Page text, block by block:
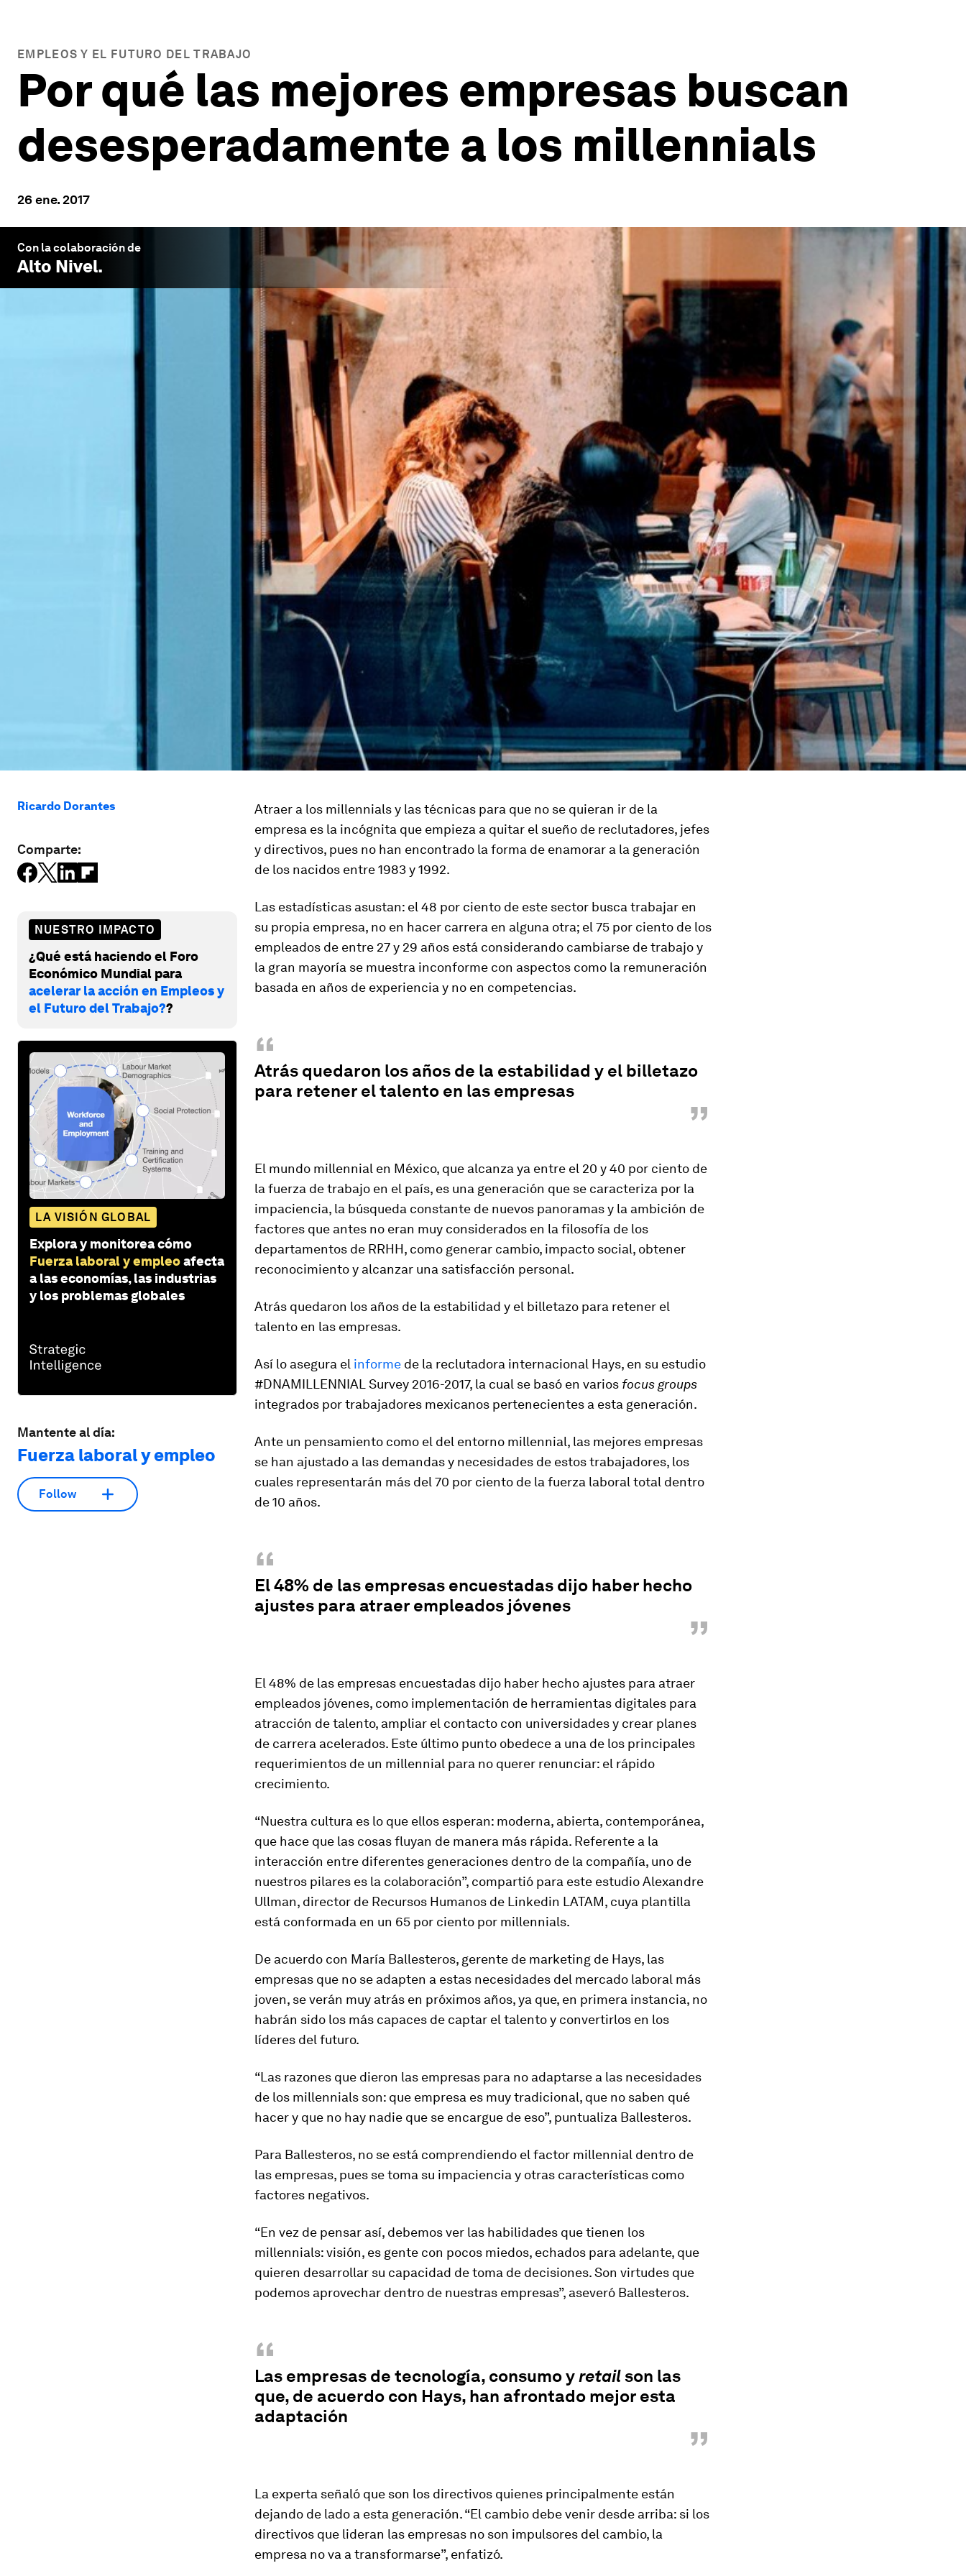
EMPLEOS Y EL FUTURO DEL TRABAJO
Por qué las mejores empresas buscan
desesperadamente a los millennials
26 ene. 2017
Con la colaboración de
Alto Nivel.
Ricardo Dorantes
Comparte:
NUESTRO IMPACTO
¿Qué está haciendo el Foro
Económico Mundial para
acelerar la acción en Empleos y
el Futuro del Trabajo??
LA VISIÓN GLOBAL
Explora y monitorea cómo
Fuerza laboral y empleoafecta
a las economías, las industrias
y los problemas globales
Mantente al día:
Fuerza laboral y empleo
Follow
Atraer a los millennials y las técnicas para que no se quieran ir de la
empresa es la incógnita que empieza a quitar el sueño de reclutadores, jefes
y directivos, pues no han encontrado la forma de enamorar a la generación
de los nacidos entre 1983 y 1992.
Las estadísticas asustan: el 48 por ciento de este sector busca trabajar en
su propia empresa, no en hacer carrera en alguna otra; el 75 por ciento de los
empleados de entre 27 y 29 años está considerando cambiarse de trabajo y
la gran mayoría se muestra inconforme con aspectos como la remuneración
basada en años de experiencia y no en competencias.
“
Atrás quedaron los años de la estabilidad y el billetazo
para retener el talento en las empresas
”
El mundo millennial en México, que alcanza ya entre el 20 y 40 por ciento de
la fuerza de trabajo en el país, es una generación que se caracteriza por la
impaciencia, la búsqueda constante de nuevos panoramas y la ambición de
factores que antes no eran muy considerados en la filosofía de los
departamentos de RRHH, como generar cambio, impacto social, obtener
reconocimiento y alcanzar una satisfacción personal.
Atrás quedaron los años de la estabilidad y el billetazo para retener el
talento en las empresas.
Así lo asegura el informe de la reclutadora internacional Hays, en su estudio
#DNAMILLENNIAL Survey 2016-2017, la cual se basó en varios focus groups
integrados por trabajadores mexicanos pertenecientes a esta generación.
Ante un pensamiento como el del entorno millennial, las mejores empresas
se han ajustado a las demandas y necesidades de estos trabajadores, los
cuales representarán más del 70 por ciento de la fuerza laboral total dentro
de 10 años.
“
El 48% de las empresas encuestadas dijo haber hecho
ajustes para atraer empleados jóvenes
”
El 48% de las empresas encuestadas dijo haber hecho ajustes para atraer
empleados jóvenes, como implementación de herramientas digitales para
atracción de talento, ampliar el contacto con universidades y crear planes
de carrera acelerados. Este último punto obedece a una de los principales
requerimientos de un millennial para no querer renunciar: el rápido
crecimiento.
“Nuestra cultura es lo que ellos esperan: moderna, abierta, contemporánea,
que hace que las cosas fluyan de manera más rápida. Referente a la
interacción entre diferentes generaciones dentro de la compañía, uno de
nuestros pilares es la colaboración”, compartió para este estudio Alexandre
Ullman, director de Recursos Humanos de Linkedin LATAM, cuya plantilla
está conformada en un 65 por ciento por millennials.
De acuerdo con María Ballesteros, gerente de marketing de Hays, las
empresas que no se adapten a estas necesidades del mercado laboral más
joven, se verán muy atrás en próximos años, ya que, en primera instancia, no
habrán sido los más capaces de captar el talento y convertirlos en los
líderes del futuro.
“Las razones que dieron las empresas para no adaptarse a las necesidades
de los millennials son: que empresa es muy tradicional, que no saben qué
hacer y que no hay nadie que se encargue de eso”, puntualiza Ballesteros.
Para Ballesteros, no se está comprendiendo el factor millennial dentro de
las empresas, pues se toma su impaciencia y otras características como
factores negativos.
“En vez de pensar así, debemos ver las habilidades que tienen los
millennials: visión, es gente con pocos miedos, echados para adelante, que
quieren desarrollar su capacidad de toma de decisiones. Son virtudes que
podemos aprovechar dentro de nuestras empresas”, aseveró Ballesteros.
“
Las empresas de tecnología, consumo yretailson las
que, de acuerdo con Hays, han afrontado mejor esta
adaptación
”
La experta señaló que son los directivos quienes principalmente están
dejando de lado a esta generación. “El cambio debe venir desde arriba: si los
directivos que lideran las empresas no son impulsores del cambio, la
empresa no va a transformarse”, enfatizó.